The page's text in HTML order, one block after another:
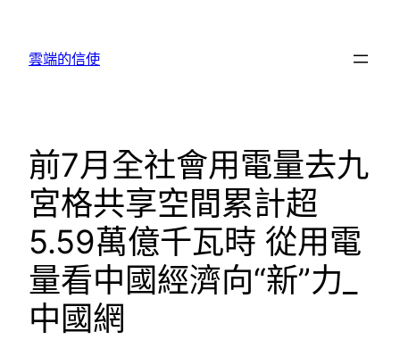
雲端的信使
前7月全社會用電量去九
宮格共享空間累計超
5.59萬億千瓦時 從用電
量看中國經濟向“新”力_
中國網